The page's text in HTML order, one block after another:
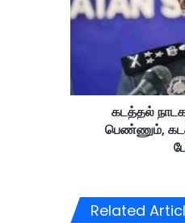
த
க
மா
க
கடத்தல்
பெண்ணும்,
Related